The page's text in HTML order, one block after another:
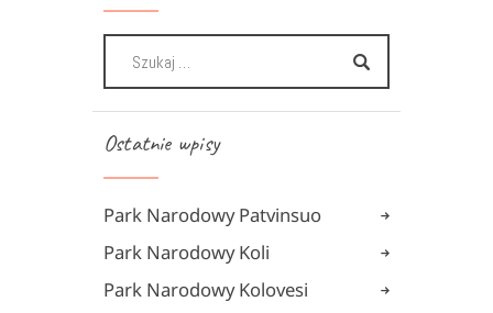
Ostatnie wpisy
Park Narodowy Patvinsuo
Park Narodowy Koli
Park Narodowy Kolovesi